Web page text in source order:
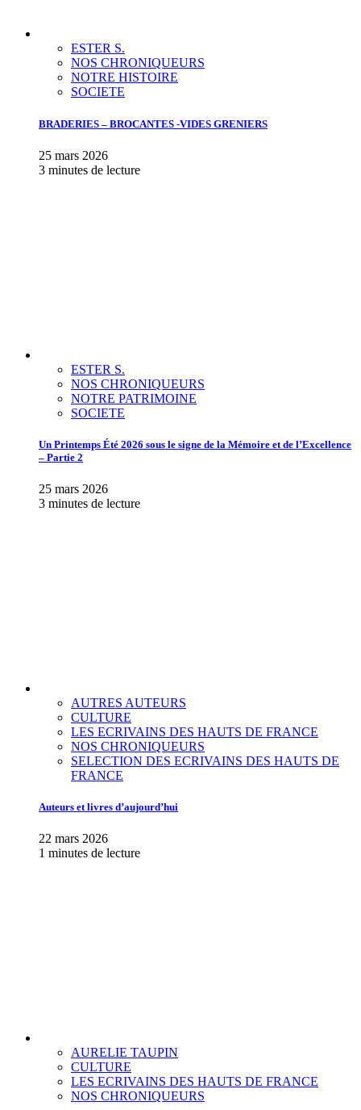
ESTER S.
NOS CHRONIQUEURS
NOTRE HISTOIRE
SOCIETE
BRADERIES – BROCANTES -VIDES GRENIERS
25 mars 2026
3 minutes de lecture
ESTER S.
NOS CHRONIQUEURS
NOTRE PATRIMOINE
SOCIETE
Un Printemps Été 2026 sous le signe de la Mémoire et de l’Excellence
– Partie 2
25 mars 2026
3 minutes de lecture
AUTRES AUTEURS
CULTURE
LES ECRIVAINS DES HAUTS DE FRANCE
NOS CHRONIQUEURS
SELECTION DES ECRIVAINS DES HAUTS DE
FRANCE
Auteurs et livres d’aujourd’hui
22 mars 2026
1 minutes de lecture
AURELIE TAUPIN
CULTURE
LES ECRIVAINS DES HAUTS DE FRANCE
NOS CHRONIQUEURS